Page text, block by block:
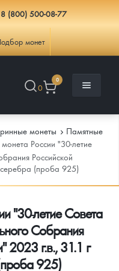
8 (800) 500-08-77
монет
0
0
монеты
Памятные
России "30-летие
Российской
(проба 925)
"30-летие Совета
Собрания
2023 г.в., 31.1 г
925)